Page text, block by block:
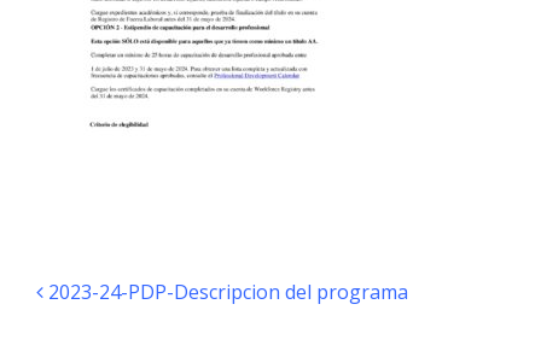
Post navigation
2023-24-PDP-Descripcion del programa